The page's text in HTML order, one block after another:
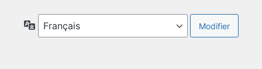
Langue